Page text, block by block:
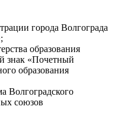
города Волгограда
образования
знак «Почетный
образования
Волгоградского
союзов